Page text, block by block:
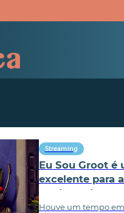
Streaming
Eu Sou Groot é
excelente para
madrugada
Houve um tempo